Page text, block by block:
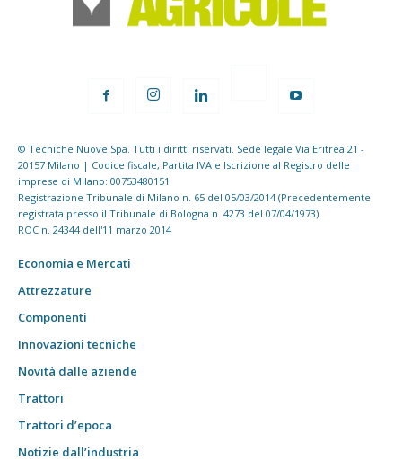
© Tecniche Nuove Spa. Tutti i diritti riservati. Sede legale Via Eritrea 21 -
20157 Milano | Codice fiscale, Partita IVA e Iscrizione al Registro delle
imprese di Milano: 00753480151
Registrazione Tribunale di Milano n. 65 del 05/03/2014 (Precedentemente
registrata presso il Tribunale di Bologna n. 4273 del 07/04/1973)
ROC n. 24344 dell'11 marzo 2014
Economia e Mercati
Attrezzature
Componenti
Innovazioni tecniche
Novità dalle aziende
Trattori
Trattori d’epoca
Notizie dall’industria